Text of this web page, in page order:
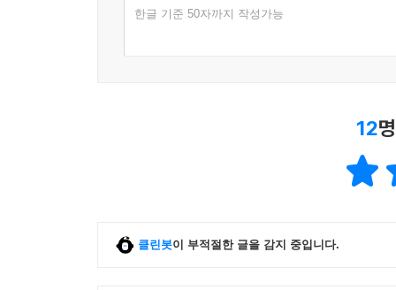
한글 기준 50자까지 작성가능
12
클린봇이 부적절한 글을 감지 중입니다.